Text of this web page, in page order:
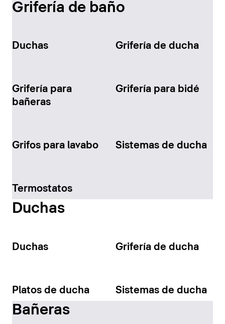
Grifería de baño
Duchas Grifería de ducha
Grifería para
bañeras
Grifería para bidé
Grifos para lavabo Sistemas de ducha
Termostatos
Duchas
Duchas Grifería de ducha
Platos de ducha Sistemas de ducha
Bañeras